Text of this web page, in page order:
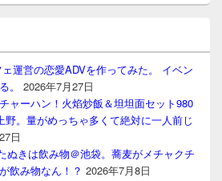
運営の恋愛ADVを作ってみた。 イベン
。
2026年7月27日
ャーハン！火焰炒飯＆坦坦面セット980
野。量がめっちゃ多くて絶対に一人前じ
日
ぬきは飲み物＠池袋。蕎麦がメチャクチ
飲み物なん！？ 2026年7月8日